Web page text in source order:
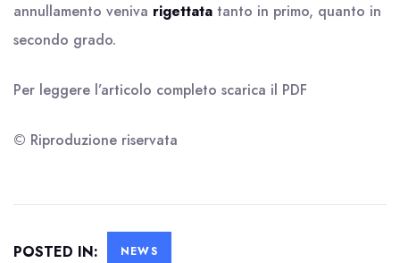
annullamento veniva rigettata tanto in primo, quanto in
secondo grado.
Per leggere l’articolo completo scarica il PDF
© Riproduzione riservata
POSTED IN: NEWS